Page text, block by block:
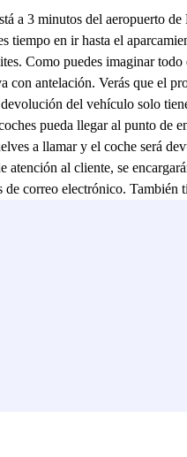
a 3 minutos del aeropuerto
en ir hasta el
Como puedes imaginar
antelación. Verás que el
del vehículo solo
pueda llegar al punto
a llamar y el coche será
al cliente, se
correo electrónico.